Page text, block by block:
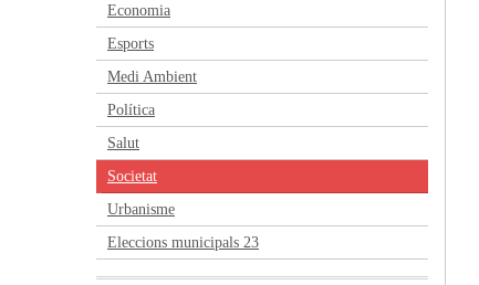
Economia
Esports
Medi Ambient
Política
Salut
Societat
Urbanisme
Eleccions municipals 23